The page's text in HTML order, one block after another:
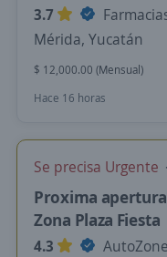
3.7
Mérida, Yucatán
$ 12,000.00 (Mensual)
Hace 16 horas
Se precisa Urgente
Proxima
Zona Plaza Fiesta
4.3